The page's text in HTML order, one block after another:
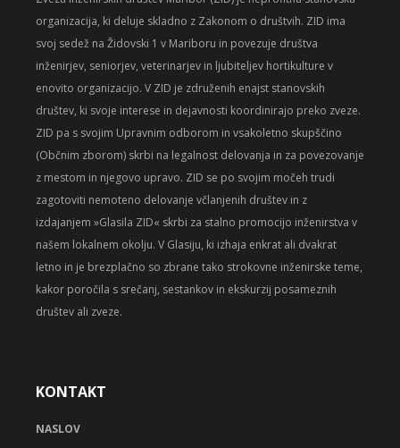
organizacija, ki deluje skladno z Zakonom o društvih. ZID ima
svoj sedež na Židovski 1 v Mariboru in povezuje društva
inženirjev, seniorjev, veterinarjev in ljubiteljev hortikulture v
enovito organizacijo. V ZID je združenih enajst stanovskih
društev, ki svoje interese in dejavnosti koordinirajo preko zveze.
ZID pa s svojim Upravnim odborom in vsakoletno skupščino
(Občnim zborom) skrbi na legalnost delovanja in za povezovanje
z mestom in njegovo upravo. ZID se po svojim močeh trudi
zagotoviti nemoteno delovanje včlanjenih društev in z
izdajanjem »Glasila ZID« skrbi za stalno promocijo inženirstva v
našem lokalnem okolju. V Glasiju, ki izhaja enkrat ali dvakrat
letno in je brezplačno so zbrane tako strokovne inženirske teme,
kakor poročila s srečanj, sestankov in ekskurzij posameznih
društev ali zveze.
KONTAKT
NASLOV